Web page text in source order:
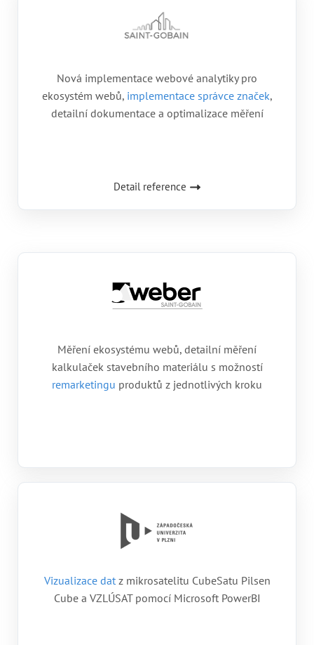
Nová implementace webové analytiky pro
ekosystém webů, implementace správce značek,
detailní dokumentace a optimalizace měření
Detail reference
Měření ekosystému webů, detailní měření
kalkulaček stavebního materiálu s možností
remarketingu produktů z jednotlivých kroku
Vizualizace datz mikrosatelitu CubeSatu Pilsen
Cube a VZLÚSAT pomocí Microsoft PowerBI